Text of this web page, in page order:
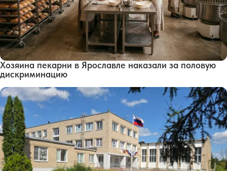
Хозяина пекарни в Ярославле наказали за половую
дискриминацию